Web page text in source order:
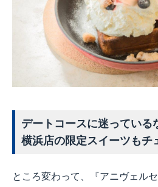
デートコースに迷っている
横浜店の限定スイーツもチ
ところ変わって、『アニヴェル